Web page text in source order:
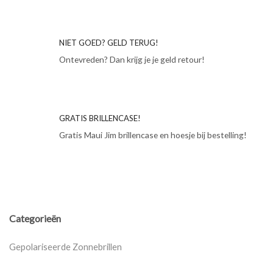
NIET GOED? GELD TERUG!
Ontevreden? Dan krijg je je geld retour!
GRATIS BRILLENCASE!
Gratis Maui Jim brillencase en hoesje bij bestelling!
Categorieën
Gepolariseerde Zonnebrillen